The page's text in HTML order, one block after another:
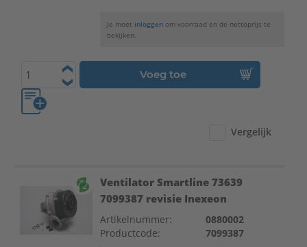
Je moet inloggen om voorraad en de nettoprijs te
bekijken.
Voeg toe
Vergelijk
Ventilator Smartline 73639
7099387 revisie Inexeon
Artikelnummer:
0880002
Productcode:
7099387